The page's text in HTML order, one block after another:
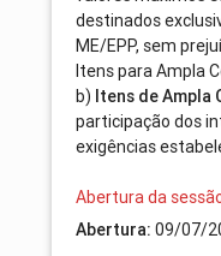
destinados
ME/EPP, sem
Itens para Ampla
b) Itens de Ampla
participação dos
exigências
Abertura da
Abertura: 09/07/